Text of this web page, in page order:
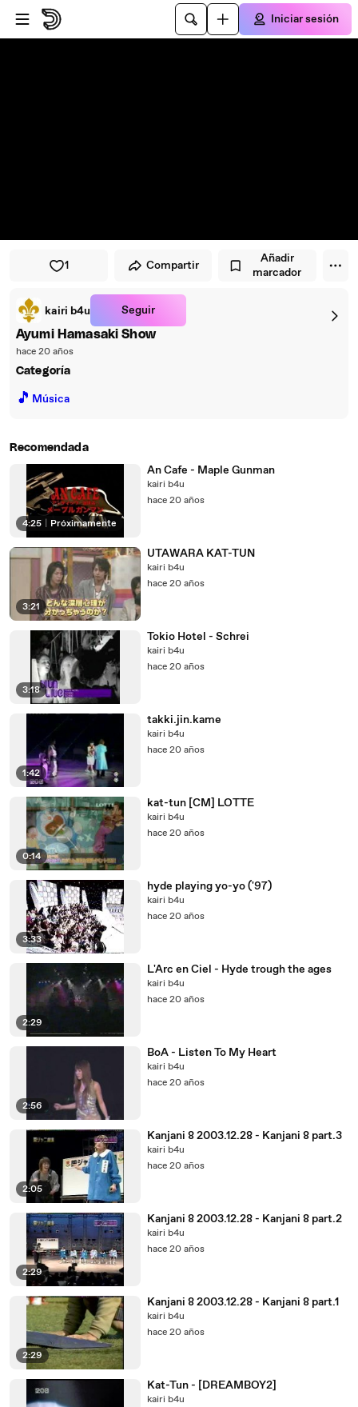
Saltar al reproductor
Saltar al contenido principal
Iniciar sesión
1 Compartir
Añadir
marcador
kairi b4u Seguir
Ayumi Hamasaki Show
hace 20 años
Categoría
🎵 Música
Recomendada
4:25 Próximamente
An Cafe - Maple Gunman
kairi b4u
hace 20 años
3:21
UTAWARA KAT-TUN
kairi b4u
hace 20 años
3:18
Tokio Hotel - Schrei
kairi b4u
hace 20 años
1:42
takki.jin.kame
kairi b4u
hace 20 años
0:14
kat-tun [CM] LOTTE
kairi b4u
hace 20 años
3:33
hyde playing yo-yo ('97)
kairi b4u
hace 20 años
2:29
L'Arc en Ciel - Hyde trough the ages
kairi b4u
hace 20 años
2:56
BoA - Listen To My Heart
kairi b4u
hace 20 años
2:05
Kanjani 8 2003.12.28 - Kanjani 8 part.3
kairi b4u
hace 20 años
2:29
Kanjani 8 2003.12.28 - Kanjani 8 part.2
kairi b4u
hace 20 años
2:29
Kanjani 8 2003.12.28 - Kanjani 8 part.1
kairi b4u
hace 20 años
Kat-Tun - [DREAMBOY2]
kairi b4u